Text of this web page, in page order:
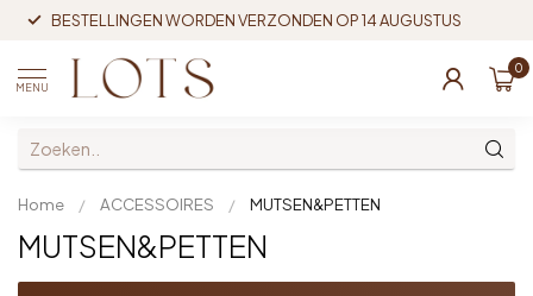
BESTELLINGEN WORDEN VERZONDEN OP 14 AUGUSTUS
MENU
0
Home / ACCESSOIRES / MUTSEN&PETTEN
MUTSEN&PETTEN